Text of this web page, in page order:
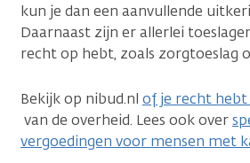
kun je dan een aanvullende
Daarnaast zijn er allerlei
recht op hebt, zoals zorgtoeslag
Bekijk op nibud.nl of je recht hebt
van de overheid. Lees ook over
vergoedingen voor mensen met